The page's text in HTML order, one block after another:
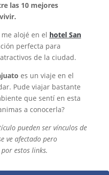
las 10 mejores
alojé en el hotel San
perfecta para
de la ciudad.
es un viaje en el
Pude viajar bastante
que sentí en esta
a conocerla?
pueden ser vínculos de
ve afectado pero
estos links.